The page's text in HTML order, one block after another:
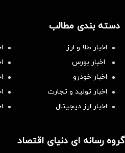
دسته بندی مطالب
اخبار طلا و ارز
اخبار بورس
اخبار خودرو
اخبار تولید و تجارت
اخبار ارز دیجیتال
گروه رسانه ای دنیای اقتصاد